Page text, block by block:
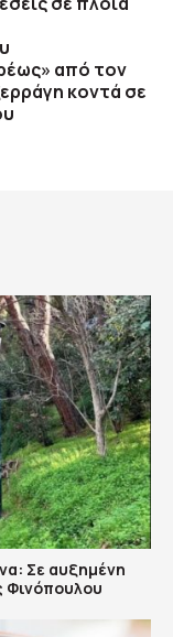
από τον
κοντά σε
Σε αυξημένη
Φινόπουλου